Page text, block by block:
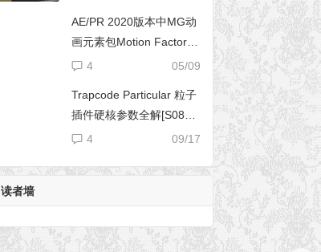
AE/PR 2020版本中MG动
画元素包Motion Factory
脚本无法导入文件夹05/09
4
Trapcode Particular 粒子
插件硬核参数全解[S08E0
2] – 阴影设置（Shadowle
09/17
4
读者墙